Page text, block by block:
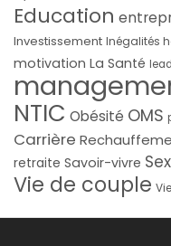
Education
Investissement Inégalités
motivation La Santé
NTIC Obésité OMS
Carrière
retraite Savoir-vivre
Vie de couple